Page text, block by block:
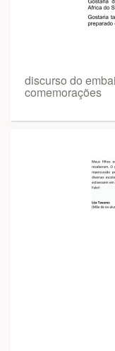
discurso do
comemorações